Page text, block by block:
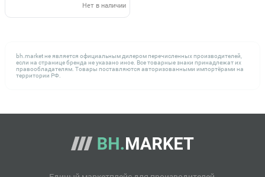
Нет в наличии
bh.market не является официальным дилером перечисленных производителей,
если на странице бренда не указано иное. Все товарные знаки принадлежат их
правообладателям. Товары поставляются авторизованными импортёрами на
территории РФ.